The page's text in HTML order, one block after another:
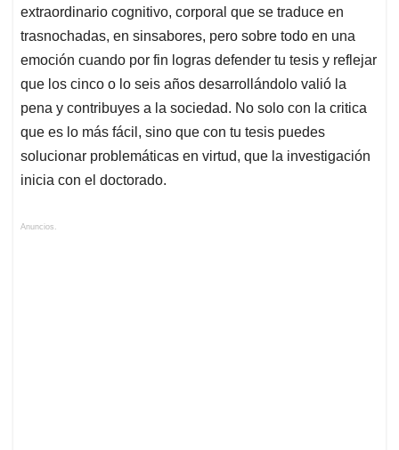
extraordinario cognitivo, corporal que se traduce en
trasnochadas, en sinsabores, pero sobre todo en una
emoción cuando por fin logras defender tu tesis y reflejar
que los cinco o lo seis años desarrollándolo valió la
pena y contribuyes a la sociedad. No solo con la critica
que es lo más fácil, sino que con tu tesis puedes
solucionar problemáticas en virtud, que la investigación
inicia con el doctorado.
Anuncios.